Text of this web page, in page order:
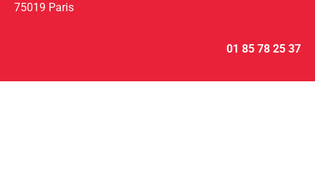
75019 Paris
01 85 78 25 37